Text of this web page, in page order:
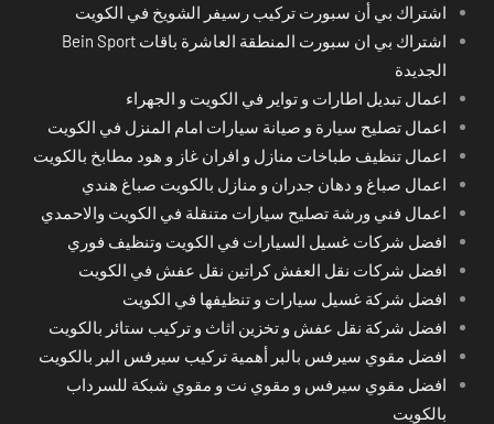
اشتراك بي أن سبورت تركيب رسيفر الشويخ في الكويت
اشتراك بي ان سبورت المنطقة العاشرة باقات Bein Sport
الجديدة
اعمال تبديل اطارات و تواير في الكويت و الجهراء
اعمال تصليح سيارة و صيانة سيارات امام المنزل في الكويت
اعمال تنظيف طباخات منازل و افران غاز و هود مطابخ بالكويت
اعمال صباغ و دهان جدران و منازل بالكويت صباغ هندي
اعمال فني ورشة تصليح سيارات متنقلة في الكويت والاحمدي
افضل شركات غسيل السيارات في الكويت وتنظيف فوري
افضل شركات نقل العفش كراتين نقل عفش في الكويت
افضل شركة غسيل سيارات و تنظيفها في الكويت
افضل شركة نقل عفش و تخزين اثاث و تركيب ستائر بالكويت
افضل مقوي سيرفس بالبر أهمية تركيب سيرفس البر بالكويت
افضل مقوي سيرفس و مقوي نت و مقوي شبكة للسرداب
بالكويت